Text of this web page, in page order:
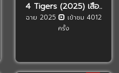
4 Tigers (2025) เสือ..
ฉาย 2025
เข้าชม 4012
ครั้ง